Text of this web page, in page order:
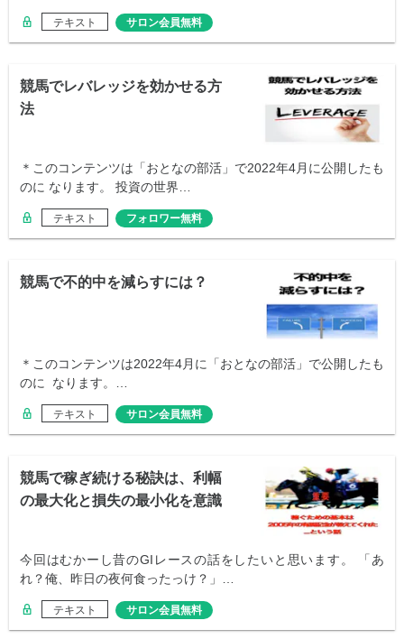
テキスト サロン会員無料
競馬でレバレッジを効かせる方
法
＊このコンテンツは「おとなの部活」で2022年4月に公開したも
のに なります。 投資の世界…
テキスト フォロワー無料
競馬で不的中を減らすには？
＊このコンテンツは2022年4月に「おとなの部活」で公開したも
のに なります。…
テキスト サロン会員無料
競馬で稼ぎ続ける秘訣は、利幅
の最大化と損失の最小化を意識
今回はむかーし昔のGIレースの話をしたいと思います。 「あ
れ？俺、昨日の夜何食ったっけ？」…
テキスト サロン会員無料